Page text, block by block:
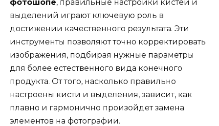
фотошопе, правильные настройки кистей и
выделений играют ключевую роль в
достижении качественного результата. Эти
инструменты позволяют точно корректировать
изображения, подбирая нужные параметры
для более естественного вида конечного
продукта. От того, насколько правильно
настроены кисти и выделения, зависит, как
плавно и гармонично произойдет замена
элементов на фотографии.